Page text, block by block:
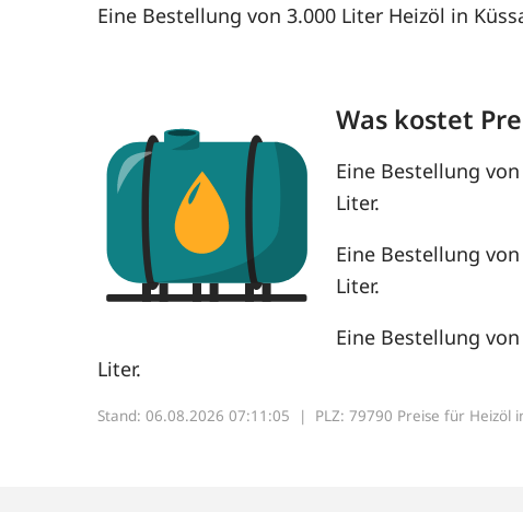
Eine Bestellung von 3.000 Liter Heizöl in
Was kostet
Eine Bestellung
Liter.
Eine Bestellung
Liter.
Eine Bestellung
Liter.
Stand: 06.08.2026 07:11:05 | PLZ: 79790 Preise für Heizöl